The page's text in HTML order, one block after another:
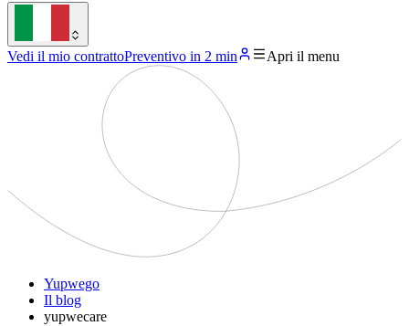
Vedi il mio contrattoPreventivo in 2 min Apri il menu
Yupwego
Il blog
yupwecare